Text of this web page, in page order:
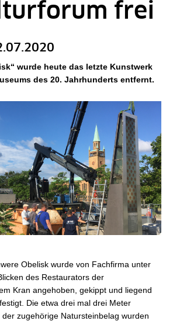
frei
wurde heute das letzte Kunstwerk
des 20. Jahrhunderts entfernt.
Obelisk wurde von Fachfirma unter
des Restaurators der
Kran angehoben, gekippt und liegend
Die etwa drei mal drei Meter
zugehörige Natursteinbelag wurden